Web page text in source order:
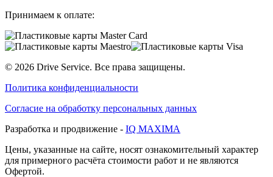
Принимаем к оплате:
© 2026 Drive Service. Все права защищены.
Политика конфиденциальности
Согласие на обработку персональных данных
Разработка и продвижение - IQ MAXIMA
Цены, указанные на сайте, носят ознакомительный характер
для примерного расчёта стоимости работ и не являются
Офертой.